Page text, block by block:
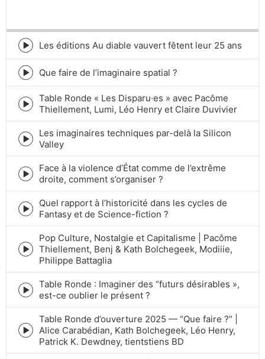
Episode
play
icon
Les éditions Au diable vauvert fêtent leur 25 ans
Episode
play
icon
Que faire de l’imaginaire spatial ?
Episode
play
icon
Table Ronde « Les Disparu·es » avec Pacôme
Thiellement, Lumi, Léo Henry et Claire Duvivier
Episode
play
icon
Les imaginaires techniques par-delà la Silicon
Valley
Episode
play
icon
Face à la violence d’État comme de l’extrême
droite, comment s’organiser ?
Episode
play
icon
Quel rapport à l’historicité dans les cycles de
Fantasy et de Science-fiction ?
Episode
play
Pop Culture, Nostalgie et Capitalisme | Pacôme
Thiellement, Benj & Kath Bolchegeek, Modiiie,
Philippe Battaglia
Episode
play
icon
Table Ronde : Imaginer des “futurs désirables »,
est-ce oublier le présent ?
Episode
play
Table Ronde d’ouverture 2025 — “Que faire ?” |
Alice Carabédian, Kath Bolchegeek, Léo Henry,
Patrick K. Dewdney, tientstiens BD